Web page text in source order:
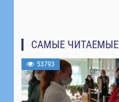
САМЫЕ ЧИТАЕМЫЕ
53793